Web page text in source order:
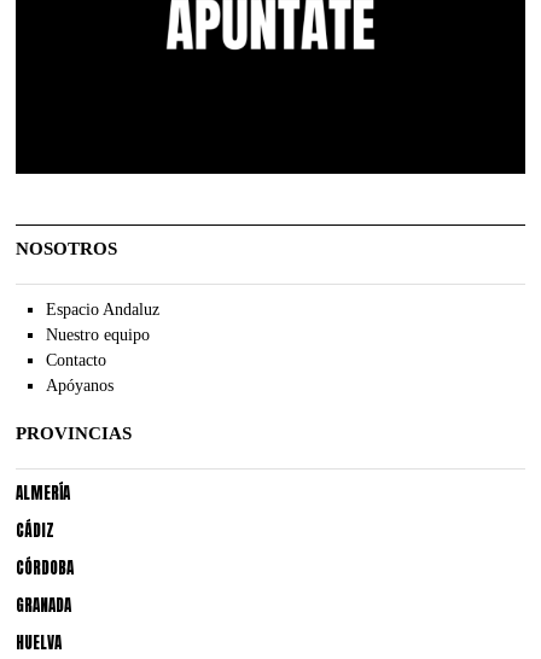
NOSOTROS
Espacio Andaluz
Nuestro equipo
Contacto
Apóyanos
PROVINCIAS
ALMERÍA
CÁDIZ
CÓRDOBA
GRANADA
HUELVA